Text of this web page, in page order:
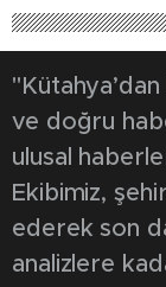
"Kütahya’dan
ve doğru
ulusal
Ekibimiz,
ederek son
analizlere